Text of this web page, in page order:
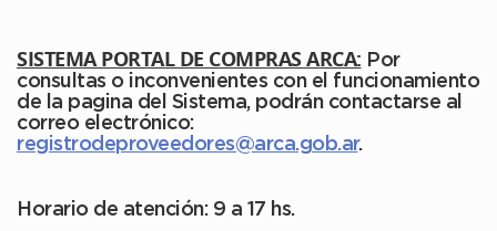
SISTEMA PORTAL DE COMPRAS ARCA: Por
consultas o inconvenientes con el funcionamiento
de la pagina del Sistema, podrán contactarse al
correo electrónico:
registrodeproveedores@arca.gob.ar.
Horario de atención: 9 a 17 hs.